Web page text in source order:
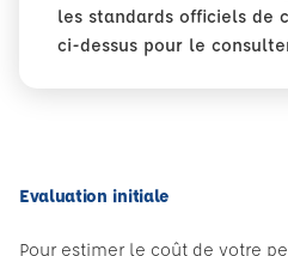
les standards officiels de
ci-dessus pour le
Evaluation initiale
Pour estimer le coût de votre